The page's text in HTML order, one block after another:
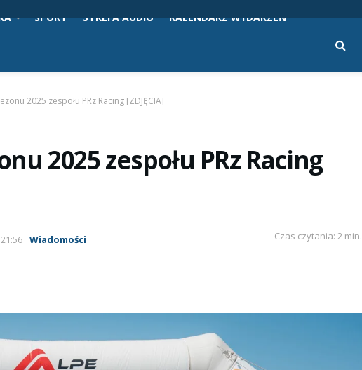
SPORT STREFA AUDIO KALENDARZ WYDARZEŃ
2025 zespołu PRz Racing [ZDJĘCIA]
2025 zespołu PRz Racing
Wiadomości Czas czytania: 2 min.